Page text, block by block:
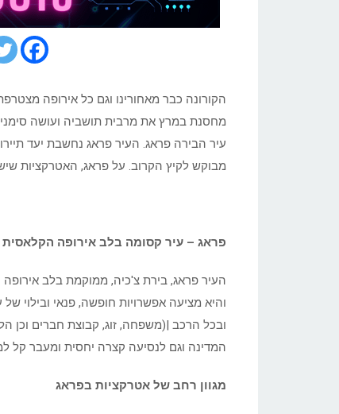
הקורונה כבר מאחורינו וגם כל אירופה
מחסנת במרץ את מרבית תושביה ועושה
עיר הבירה פראג. העיר פראג נחשבת יעד
מבוקש לקיץ הקרוב. על פראג, האטרקציות
פראג – עיר קסומה בלב אירופה הקלאסית
העיר פראג, בירת צ'כיה, ממוקמת בלב אירופה
והיא מציעה אפשרויות חופשה, פנאי ובילוי של
ובכל הרכב |(משפחה, זוג, קבוצת חברים וכן
המדינה וגם לנסיעה קצרה יחסית ומעבר קל
מגוון רחב של אטרקציות בפראג